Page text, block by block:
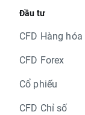
Đầu tư
CFD Hàng hóa
CFD Forex
Cổ phiếu
CFD Chỉ số